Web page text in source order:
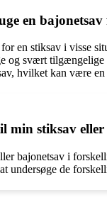
en
en stiksav i visse
og svært
hvilket kan være
stiksav eller
bajonetsav i
undersøge de